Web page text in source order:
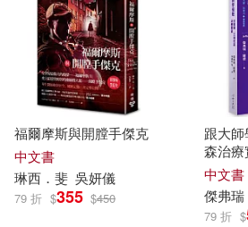
（英）亞瑟·克里斯托弗·本森(5)
（英）威廉·莫里斯(5)
（英）普魯·西奧博爾德斯(5)
（英）莎士比亞(5)
上海音樂學院出版社(15)
中國林業出版社(15)
人人出版(15)
北京大學醫學出版社(15)
福爾摩斯與開膛手傑克
中文書
琳西．斐 吳妍儀
79 折 $355 $450
跟大
森治療
中文書
傑弗
79 折 $